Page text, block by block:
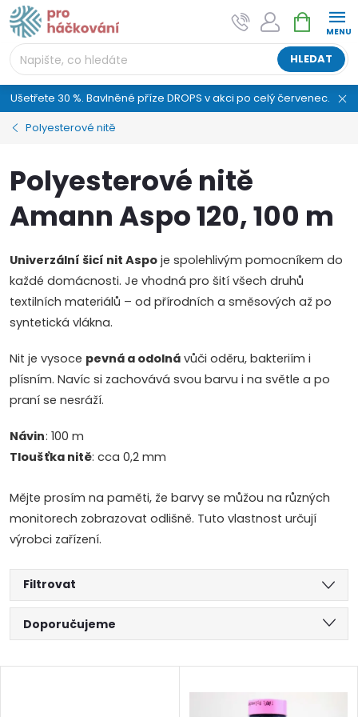
Přejít
na
obsah
HLEDAT
NÁKUPNÍ
KOŠÍK
Ušetřete 30 %. Bavlněné příze DROPS v akci po celý červenec.
Polyesterové nitě
Polyesterové nitě
Amann Aspo 120, 100 m
Univerzální šicí nit Aspo je spolehlivým pomocníkem do
každé domácnosti. Je vhodná pro šití všech druhů
textilních materiálů – od přírodních a směsových až po
syntetická vlákna.
Nit je vysoce pevná a odolná vůči oděru, bakteriím i
plísním. Navíc si zachovává svou barvu i na světle a po
praní se nesráží.
Návin: 100 m
Tloušťka nitě: cca 0,2 mm
Mějte prosím na paměti, že barvy se můžou na různých
monitorech zobrazovat odlišně. Tuto vlastnost určují
výrobci zařízení.
Filtrovat
Ř
a
Doporučujeme
AI asistent "pani Klubíčková" –
ProHackovani.cz
Jsme e-shop s více než osmiletou tradicí a máme pro
vás připraveno více než 25 tisíc produktů. Vše skladem,
připravené k odeslání.